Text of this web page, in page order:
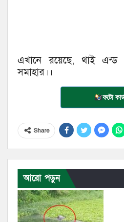
এখানে রয়েছে, থাই এন্ড
সমাহার।।
ফটো
Share
আরো পড়ুন